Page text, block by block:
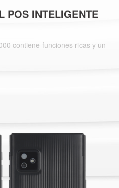
POS INTELIGENTE